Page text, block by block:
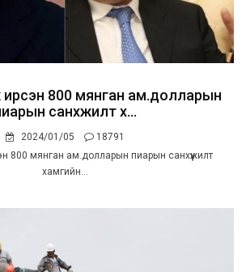
800 мянган ам.долларын
санхүүжилт х...
2024/01/05
18791
800 мянган ам.долларын пиарын санхүүжилт
хамгийн...